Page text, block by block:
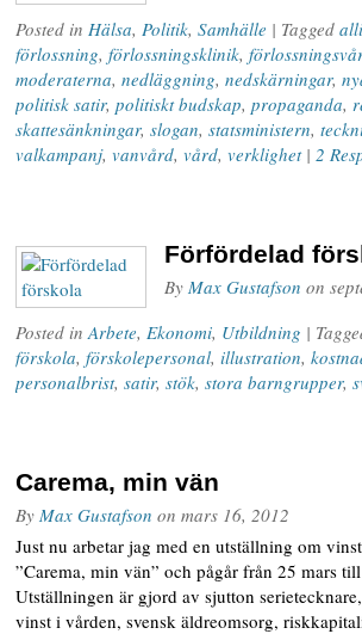
Posted in Hälsa, Politik, Samhälle | Tagged
förlossning, förlossningsklinik,
moderaterna, nedläggning, nedskärningar,
politisk satir, politiskt budskap, propaganda,
skattesänkningar, slogan, statsministern,
valkampanj, vanvård, vård, verklighet| 2
Förfördelad
By Max Gustafson on
Posted inArbete, Ekonomi, Utbildning |
förskola, förskolepersonal, illustration,
personalbrist, satir, stök, stora barngrupper,
Carema, min vän
By Max Gustafson on mars 16, 2012
Just nu arbetar jag med en utställning om
”Carema, min vän” och pågår från 25 mars
Utställningen är gjord av sjutton
vinst i vården, svensk äldreomsorg,